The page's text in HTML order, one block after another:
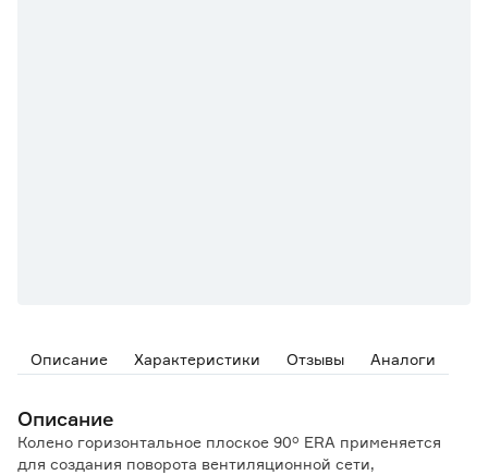
Описание Характеристики Отзывы Аналоги
Описание
Колено горизонтальное плоское 90° ERA применяется
для создания поворота вентиляционной сети,